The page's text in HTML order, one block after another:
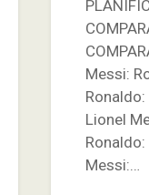
Messi:
Lionel
Messi:…